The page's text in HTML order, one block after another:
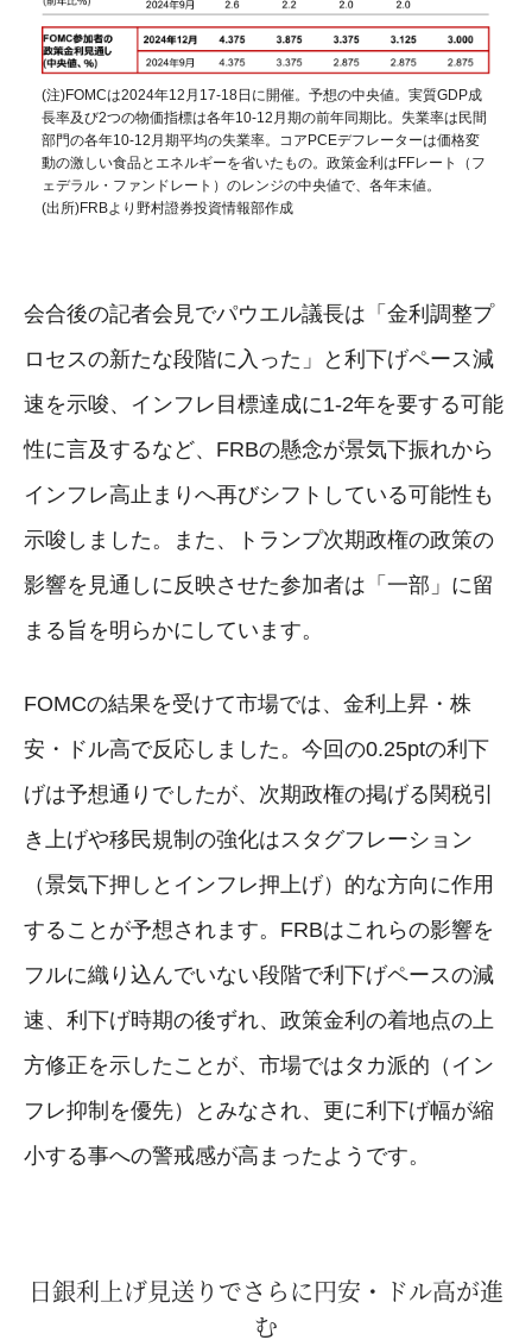
(注)FOMCは2024年12月17-18日に開催。予想の中央値。実質GDP成
長率及び2つの物価指標は各年10-12月期の前年同期比。失業率は民間
部門の各年10-12月期平均の失業率。コアPCEデフレーターは価格変
動の激しい食品とエネルギーを省いたもの。政策金利はFFレート（フ
ェデラル・ファンドレート）のレンジの中央値で、各年末値。
(出所)FRBより野村證券投資情報部作成
会合後の記者会見でパウエル議長は「金利調整プ
ロセスの新たな段階に入った」と利下げペース減
速を示唆、インフレ目標達成に1-2年を要する可能
性に言及するなど、FRBの懸念が景気下振れから
インフレ高止まりへ再びシフトしている可能性も
示唆しました。また、トランプ次期政権の政策の
影響を見通しに反映させた参加者は「一部」に留
まる旨を明らかにしています。
FOMCの結果を受けて市場では、金利上昇・株
安・ドル高で反応しました。今回の0.25ptの利下
げは予想通りでしたが、次期政権の掲げる関税引
き上げや移民規制の強化はスタグフレーション
（景気下押しとインフレ押上げ）的な方向に作用
することが予想されます。FRBはこれらの影響を
フルに織り込んでいない段階で利下げペースの減
速、利下げ時期の後ずれ、政策金利の着地点の上
方修正を示したことが、市場ではタカ派的（イン
フレ抑制を優先）とみなされ、更に利下げ幅が縮
小する事への警戒感が高まったようです。
日銀利上げ見送りでさらに円安・ドル高が進
む